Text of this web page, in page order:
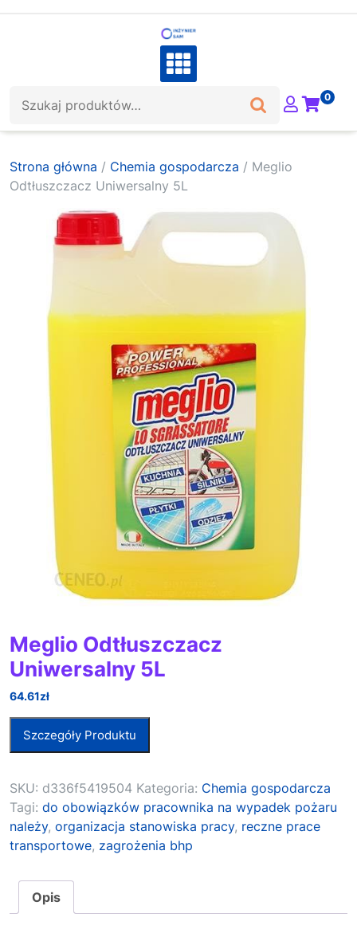
0
Strona główna / Chemia gospodarcza / Meglio
Odtłuszczacz Uniwersalny 5L
Meglio Odtłuszczacz
Uniwersalny 5L
64.61zł
Szczegóły Produktu
SKU: d336f5419504 Kategoria: Chemia gospodarcza
Tagi: do obowiązków pracownika na wypadek pożaru
należy, organizacja stanowiska pracy, reczne prace
transportowe, zagrożenia bhp
Opis